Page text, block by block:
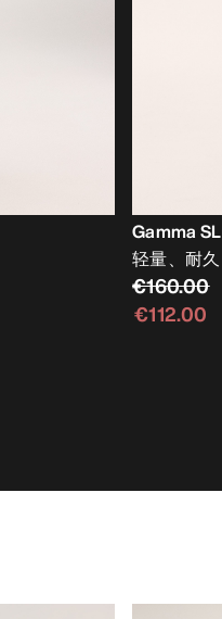
Gamma
轻量、耐
€160.00
€112.00